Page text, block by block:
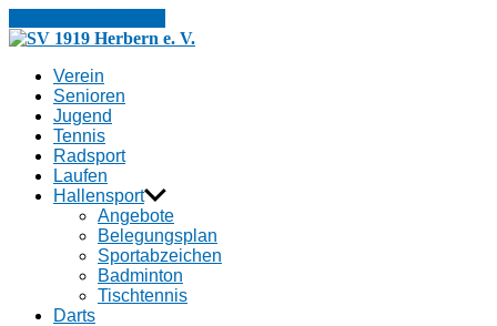
Verein
Senioren
Jugend
Tennis
Radsport
Laufen
Hallensport
Angebote
Belegungsplan
Sportabzeichen
Badminton
Tischtennis
Darts